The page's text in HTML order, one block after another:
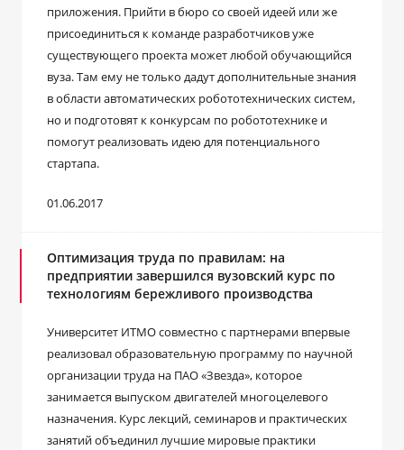
приложения. Прийти в бюро со своей идеей или же
присоединиться к команде разработчиков уже
существующего проекта может любой обучающийся
вуза. Там ему не только дадут дополнительные знания
в области автоматических робототехнических систем,
но и подготовят к конкурсам по робототехнике и
помогут реализовать идею для потенциального
стартапа.
01.06.2017
Оптимизация труда по правилам: на
предприятии завершился вузовский курс по
технологиям бережливого производства
Университет ИТМО совместно с партнерами впервые
реализовал образовательную программу по научной
организации труда на ПАО «Звезда», которое
занимается выпуском двигателей многоцелевого
назначения. Курс лекций, семинаров и практических
занятий объединил лучшие мировые практики